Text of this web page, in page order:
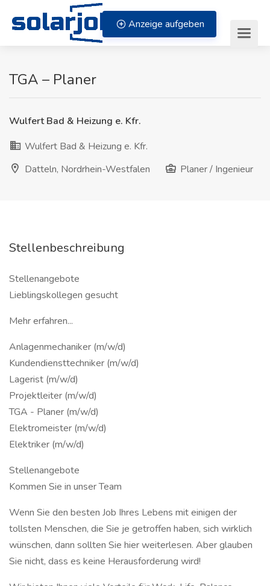
Zum Inhalt springen
Anzeige aufgeben
TGA – Planer
Wulfert Bad & Heizung e. Kfr.
Wulfert Bad & Heizung e. Kfr.
Datteln, Nordrhein-Westfalen
Planer / Ingenieur
Stellenbeschreibung
Stellenangebote
Lieblingskollegen gesucht
Mehr erfahren...
Anlagenmechaniker (m/w/d)
Kundendiensttechniker (m/w/d)
Lagerist (m/w/d)
Projektleiter (m/w/d)
TGA - Planer (m/w/d)
Elektromeister (m/w/d)
Elektriker (m/w/d)
Stellenangebote
Kommen Sie in unser Team
Wenn Sie den besten Job Ihres Lebens mit einigen der
tollsten Menschen, die Sie je getroffen haben, sich wirklich
wünschen, dann sollten Sie hier weiterlesen. Aber glauben
Sie nicht, dass es keine Herausforderung wird!